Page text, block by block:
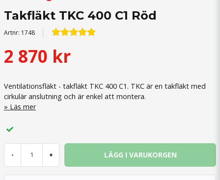
Takfläkt TKC 400 C1 Röd
Artnr: 1748
2 870 kr
Ventilationsfläkt - takfläkt TKC 400 C1. TKC är en takfläkt med
cirkulär anslutning och är enkel att montera.
Läs mer
- + LÄGG I VARUKORGEN